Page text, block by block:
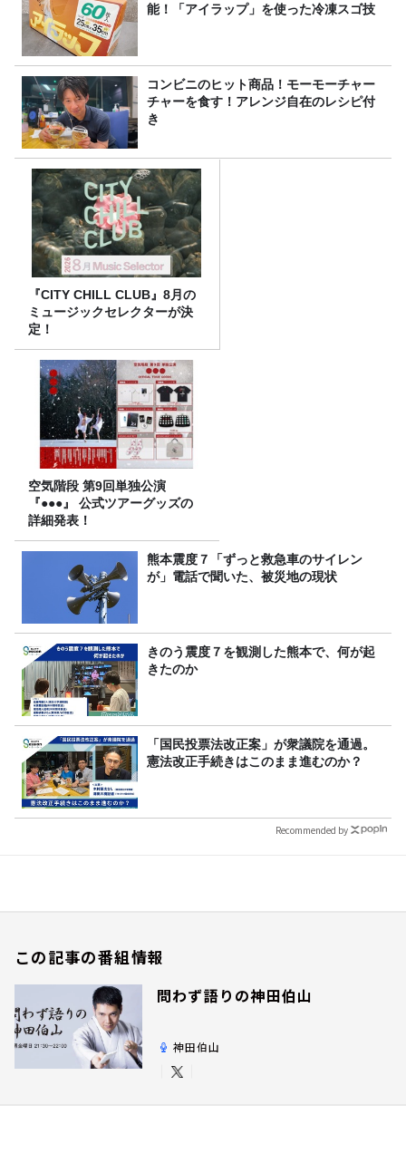
能！「アイラップ」を使った冷凍スゴ技
コンビニのヒット商品！モーモーチャー
チャーを食す！アレンジ自在のレシピ付
き
『CITY CHILL CLUB』8月の
ミュージックセレクターが決
定！
空気階段 第9回単独公演
『●●●』 公式ツアーグッズの
詳細発表！
熊本震度７「ずっと救急車のサイレン
が」電話で聞いた、被災地の現状
きのう震度７を観測した熊本で、何が起
きたのか
「国民投票法改正案」が衆議院を通過。
憲法改正手続きはこのまま進むのか？
Recommended by
この記事の番組情報
問わず語りの神田伯山
神田伯山